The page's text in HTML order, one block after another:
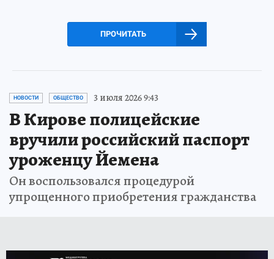
ПРОЧИТАТЬ
НОВОСТИ ОБЩЕСТВО 3 июля 2026 9:43
В Кирове полицейские
вручили российский паспорт
уроженцу Йемена
Он воспользовался процедурой
упрощенного приобретения гражданства